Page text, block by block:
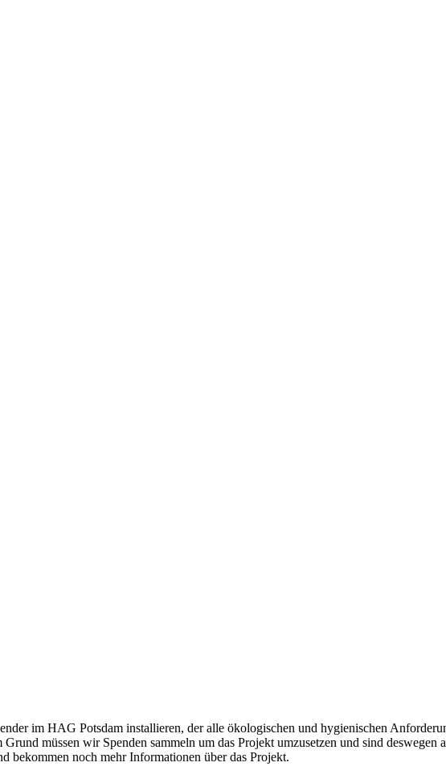
im HAG Potsdam installieren, der alle ökologischen und hygienischen
müssen wir Spenden sammeln um das Projekt umzusetzen und sind deswegen
bekommen noch mehr Informationen über das Projekt.